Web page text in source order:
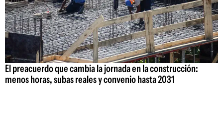
El preacuerdo que cambia la jornada en la construcción:
menos horas, subas reales y convenio hasta 2031